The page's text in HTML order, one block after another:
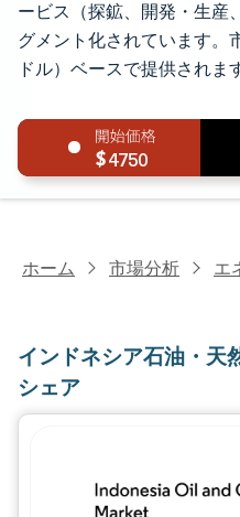
ービス（探鉱、開発・生産
グメント化されています。
ドル）ベースで提供されま
4750
ホーム 市場分析 エ
インドネシア石油・天
シェア